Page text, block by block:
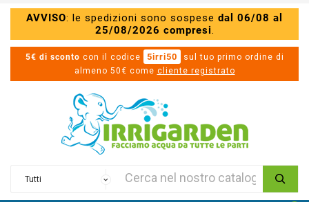
AVVISO: le spedizioni sono sospese dal 06/08 al
25/08/2026 compresi.
5€ di sconto con il codice 5irri50
sul tuo primo ordine di
almeno 50€ come cliente registrato